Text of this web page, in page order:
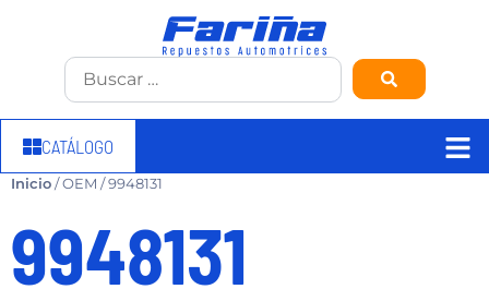
CATÁLOGO
Inicio/ OEM / 9948131
9948131